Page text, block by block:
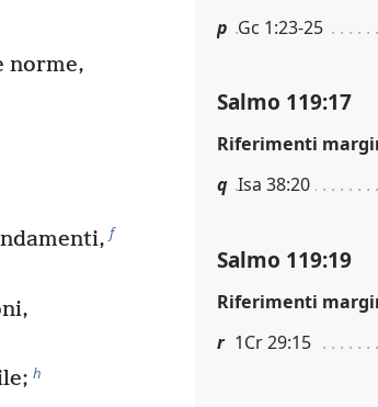
norme,
f
h
p Gc 1:23-25
Salmo 119:17
Riferimenti
q Isa 38:20
Salmo 119:19
Riferimenti
r 1Cr 29:15